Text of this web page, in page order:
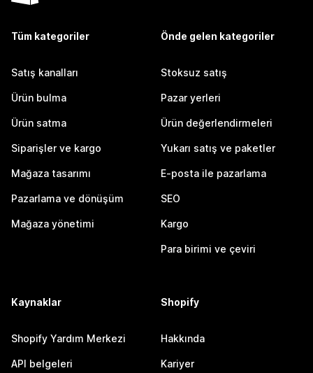
Tüm kategoriler
Satış kanalları
Ürün bulma
Ürün satma
Siparişler ve kargo
Mağaza tasarımı
Pazarlama ve dönüşüm
Mağaza yönetimi
Önde gelen kategoriler
Stoksuz satış
Pazar yerleri
Ürün değerlendirmeleri
Yukarı satış ve paketler
E-posta ile pazarlama
SEO
Kargo
Para birimi ve çeviri
Kaynaklar
Shopify Yardım Merkezi
API belgeleri
Shopify
Hakkında
Kariyer